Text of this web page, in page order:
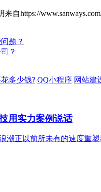
自https://
题？
？
多少钱? QQ小程序 网站建
用实力案例说话
潮正以前所未有的速度重